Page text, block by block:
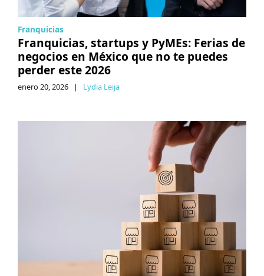
Franquicias
Franquicias, startups y PyMEs: Ferias de
negocios en México que no te puedes
perder este 2026
enero 20, 2026 | Lydia Leija